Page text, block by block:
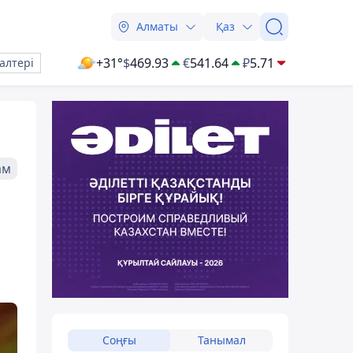
Алматы Қаз
+31°$469.93 €541.64 ₽5.71
Соңғы Танымал